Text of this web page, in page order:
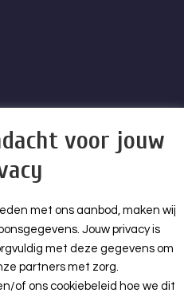
Services 2022. Alle rechten
voor jouw
met ons aanbod, maken wij
Jouw privacy is
met deze gegevens om
partners met zorg.
of ons cookiebeleid hoe we dit